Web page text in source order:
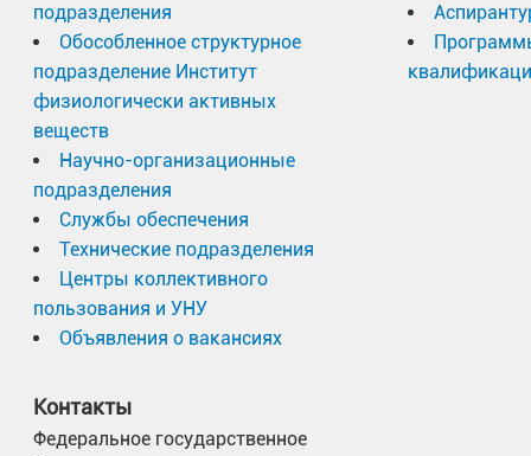
подразделения
Обособленное структурное
подразделение Институт
физиологически активных
веществ
Научно-организационные
подразделения
Службы обеспечения
Технические подразделения
Центры коллективного
пользования и УНУ
Объявления о вакансиях
Контакты
Федеральное государственное